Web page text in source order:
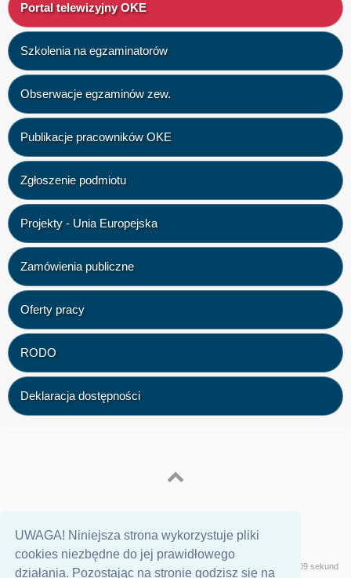
UWAGA! Niniejsza strona wykorzystuje pliki
cookies niezbędne do jej prawidłowego
działania. Pozostając na stronie godzisz się na
Portal telewizyjny OKE
Szkolenia na egzaminatorów
Obserwacje egzaminów zew.
Publikacje pracowników OKE
Zgłoszenie podmiotu
Projekty - Unia Europejska
Zamówienia publiczne
Oferty pracy
RODO
Deklaracja dostępności
WersjaGeeklog
Strona wygenerowana w 0,09 sekund